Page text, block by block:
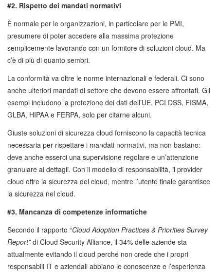
#2. Rispetto dei mandati normativi
È normale per le organizzazioni, in particolare per le PMI,
presumere di poter accedere alla massima protezione
semplicemente lavorando con un fornitore di soluzioni cloud. Ma
c’è di più di quanto sembri.
La conformità va oltre le norme internazionali e federali. Ci sono
anche ulteriori mandati di settore che devono essere affrontati. Gli
esempi includono la protezione dei dati dell’UE, PCI DSS, FISMA,
GLBA, HIPAA e FERPA, solo per citarne alcuni.
Giuste soluzioni di sicurezza cloud forniscono la capacità tecnica
necessaria per rispettare i mandati normativi, ma non bastano:
deve anche esserci una supervisione regolare e un’attenzione
granulare ai dettagli. Con il modello di responsabilità, il provider
cloud offre la sicurezza del cloud, mentre l’utente finale garantisce
la sicurezza nel cloud.
#3. Mancanza di competenze informatiche
Secondo il rapporto “Cloud Adoption Practices & Priorities Survey
Report”di Cloud Security Alliance, il 34% delle aziende sta
attualmente evitando il cloud perché non crede che i propri
responsabili IT e aziendali abbiano le conoscenze e l’esperienza